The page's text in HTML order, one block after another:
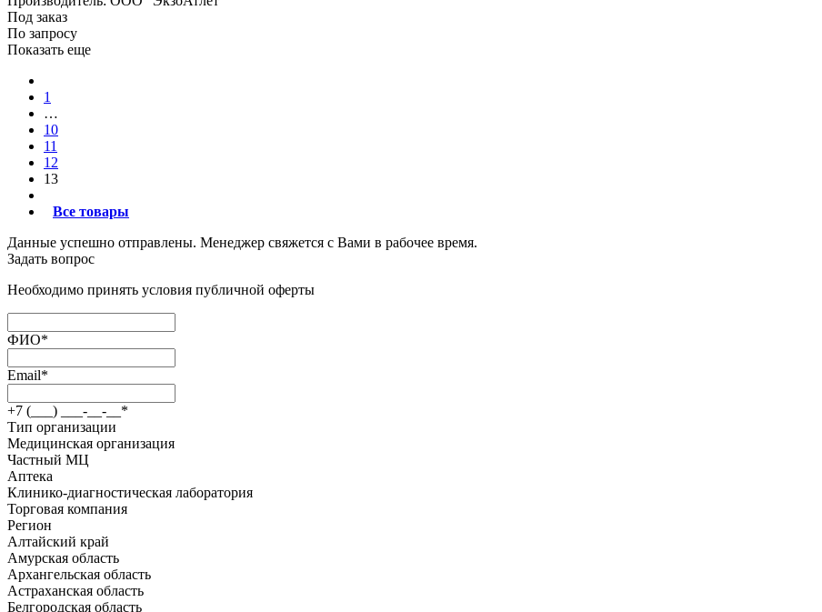
Под заказ
По запросу
Показать еще
1
…
10
11
12
13
Все товары
Данные успешно отправлены. Менеджер свяжется с Вами в рабочее время.
Задать вопрос
Необходимо принять условия публичной оферты
ФИО*
Email*
+7 (___) ___-__-__ *
Тип организации
Медицинская организация
Частный МЦ
Аптека
Клинико-диагностическая лаборатория
Торговая компания
Регион
Алтайский край
Амурская область
Архангельская область
Астраханская область
Белгородская область